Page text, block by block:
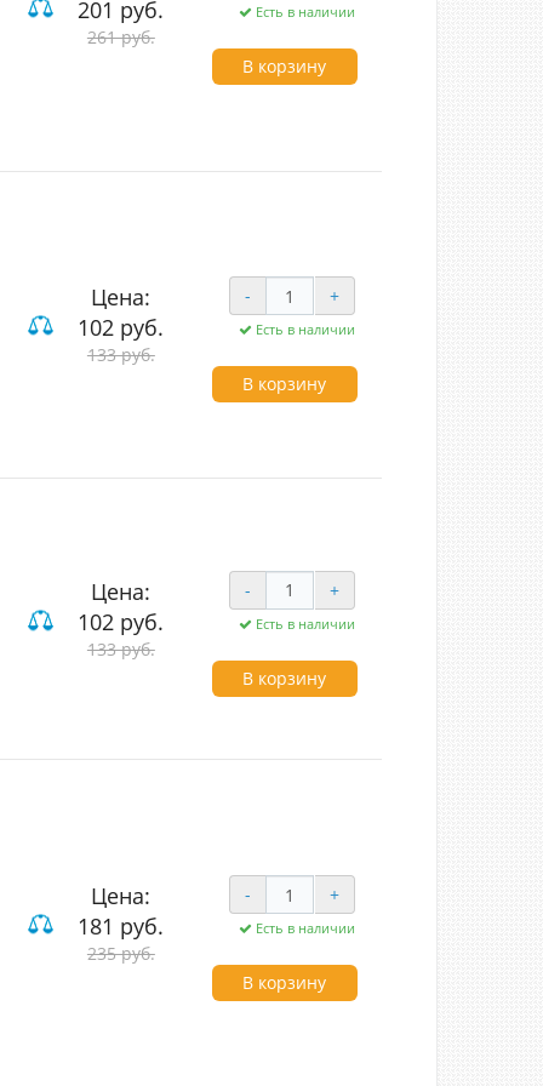
201 руб.
261 руб.
Есть в наличии
В корзину
Цена:
102 руб.
133 руб.
- +
Есть в наличии
В корзину
Цена:
102 руб.
133 руб.
- +
Есть в наличии
В корзину
Цена:
181 руб.
235 руб.
- +
Есть в наличии
В корзину